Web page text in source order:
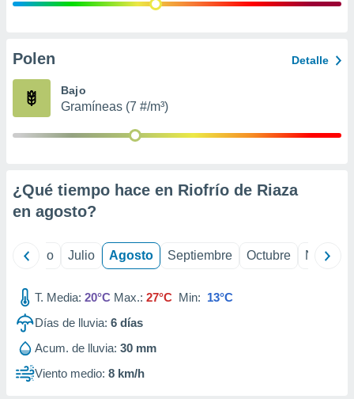
publicidad
de
Polen Detalle
Bajo
Gramíneas (7 #/m³)
¿Qué tiempo hace en Riofrío de Riaza
en agosto?
Junio Julio Agosto Septiembre Octubre
T. Media: 20°C Max.: 27°C Min: 13°C
Días de lluvia: 6 días
Acum. de lluvia: 30 mm
Viento medio: 8 km/h